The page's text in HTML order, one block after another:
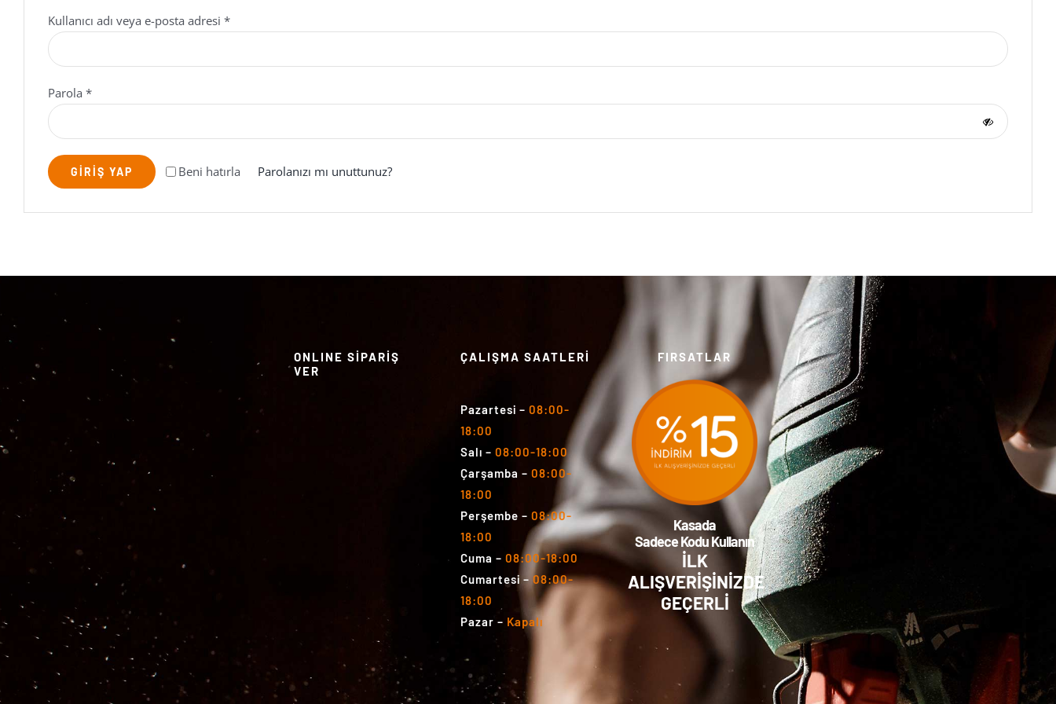
Kullanıcı adı veya e-posta adresi *Gerekli
Parola *Gerekli
Beni hatırla
GIRIŞ YAP Parolanızı mı unuttunuz?
ONLINE SİPARİŞ
VER
ÇALIŞMA SAATLERİ
Pazartesi –08:00-
18:00
Salı –08:00-18:00
Çarşamba –08:00-
18:00
Perşembe –08:00-
18:00
Cuma –08:00-18:00
Cumartesi –08:00-
18:00
Pazar – Kapalı
FIRSATLAR
Kasada
Sadece Kodu Kullanın
İLK
ALIŞVERİŞİNİZDE
GEÇERLİ